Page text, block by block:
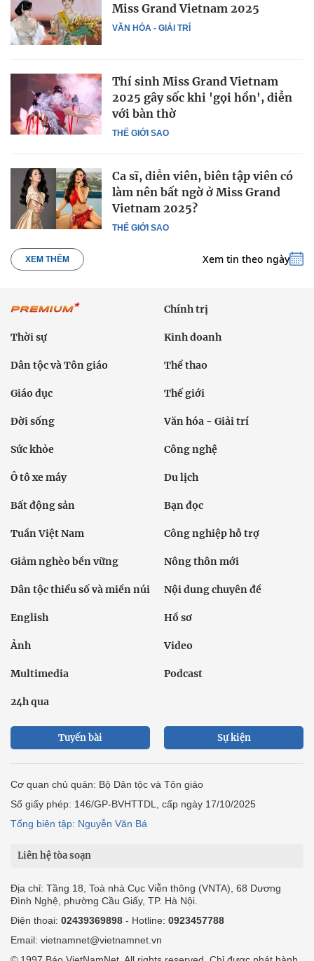
VĂN HÓA - GIẢI TRÍ
Miss Grand Vietnam 2025
THẾ GIỚI SAO
Thí sinh Miss Grand Vietnam
2025 gây sốc khi 'gọi hồn', diễn
với bàn thờ
THẾ GIỚI SAO
Ca sĩ, diễn viên, biên tập viên có
làm nên bất ngờ ở Miss Grand
Vietnam 2025?
XEM THÊM Xem tin theo ngày
Chính trị
Thời sự Kinh doanh
Dân tộc và Tôn giáo Thể thao
Giáo dục Thế giới
Đời sống Văn hóa - Giải trí
Sức khỏe Công nghệ
Ô tô xe máy Du lịch
Bất động sản Bạn đọc
Tuần Việt Nam Công nghiệp hỗ trợ
Giảm nghèo bền vững Nông thôn mới
Dân tộc thiểu số và miền núi Nội dung chuyên đề
English Hồ sơ
Ảnh Video
Multimedia Podcast
24h qua
Tuyến bài Sự kiện
Cơ quan chủ quản: Bộ Dân tộc và Tôn giáo
Số giấy phép: 146/GP-BVHTTDL, cấp ngày 17/10/2025
Tổng biên tập: Nguyễn Văn Bá
Liên hệ tòa soạn
Địa chỉ: Tầng 18, Toà nhà Cục Viễn thông (VNTA), 68 Dương
Đình Nghệ, phường Cầu Giấy, TP. Hà Nội.
Điện thoại: 02439369898 - Hotline: 0923457788
Email: vietnamnet@vietnamnet.vn